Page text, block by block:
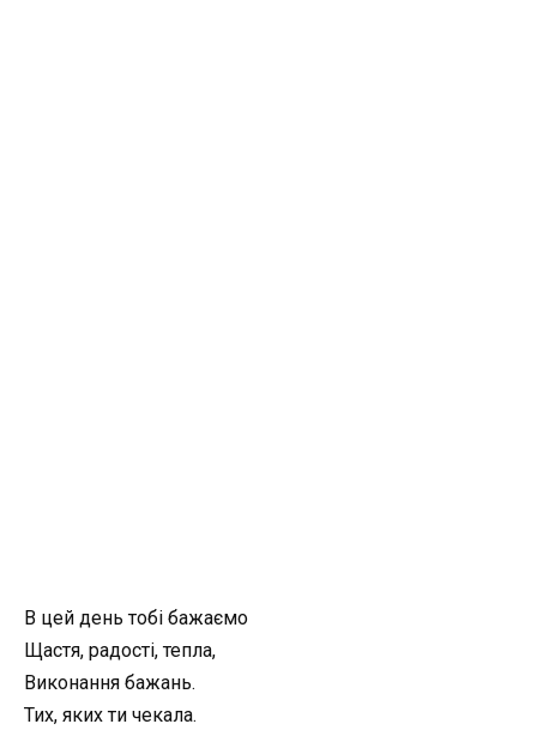
В цей день тобі бажаємо
Щастя, радості, тепла,
Виконання бажань.
Тих, яких ти чекала.